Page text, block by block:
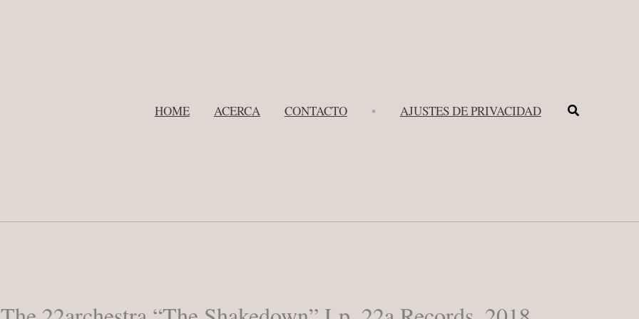
HOME ACERCA CONTACTO • AJUSTES DE PRIVACIDAD Buscar